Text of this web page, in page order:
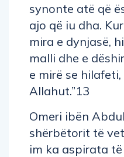
synonte atë që
ajo që iu dha.
mira e dynjasë,
malli dhe e
e mirë se
Allahut.”13
Omeri ibën
shërbëtorit të
im ka aspirata